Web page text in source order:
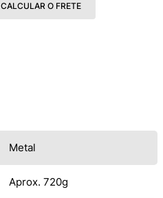
CALCULAR O FRETE
Metal
Aprox. 720g